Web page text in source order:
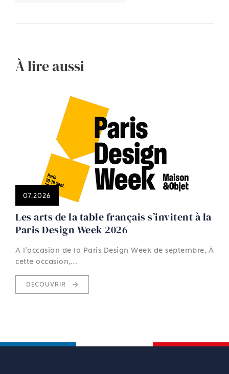
À lire aussi
07.2026
Les arts de la table français s’invitent à la
Paris Design Week 2026
A l'occasion de la Paris Design Week de septembre, À
cette occasion,…
DÉCOUVRIR